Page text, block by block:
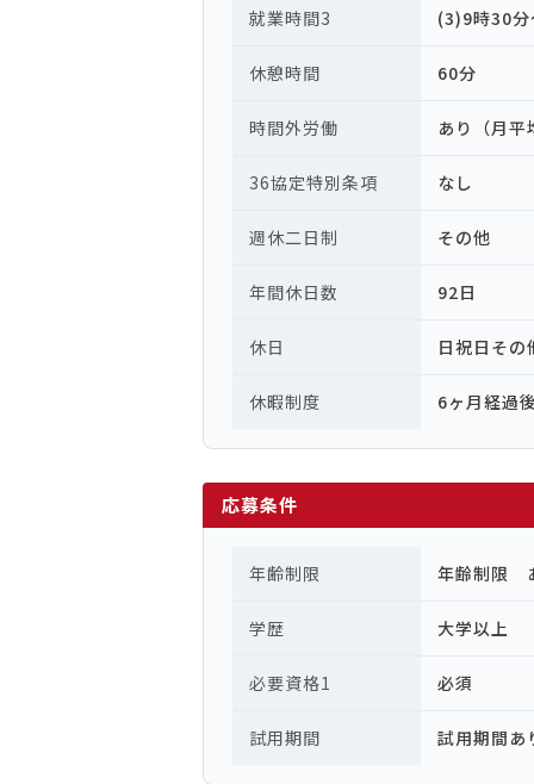
就業時間3 (3)9時30
休憩時間 60分
時間外労働 あり（月
36協定特別条項 なし
週休二日制 その他
年間休日数 92日
休日 日祝日その
休暇制度 6ヶ月経過
応募条件
年齢制限 年齢制限
学歴 大学以上
必要資格1 必須
試用期間 試用期間あ